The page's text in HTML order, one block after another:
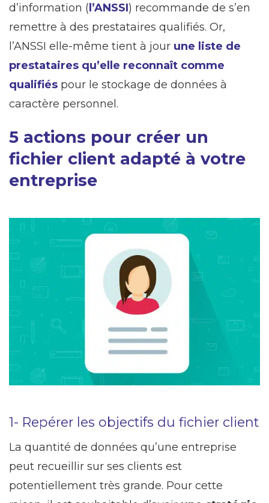
d’information (l’ANSSI) recommande de s’en
remettre à des prestataires qualifiés. Or,
l’ANSSI elle-même tient à jour une liste de
prestataires qu’elle reconnaît comme
qualifiés pour le stockage de données à
caractère personnel.
5 actions pour créer un
fichier client adapté à votre
entreprise
1- Repérer les objectifs du fichier client
La quantité de données qu’une entreprise
peut recueillir sur ses clients est
potentiellement très grande. Pour cette